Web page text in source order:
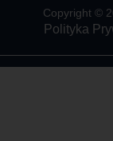
Copyright ©
Polityka